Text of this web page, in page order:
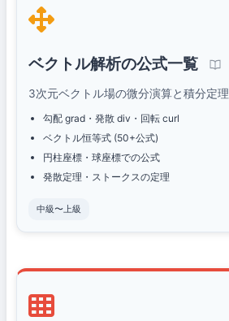
ベクトル解析の公式一覧
3次元ベクトル場の微分演算と積分定理
勾配 grad・発散 div・回転 curl
ベクトル恒等式 (50+公式)
円柱座標・球座標での公式
発散定理・ストークスの定理
中級〜上級